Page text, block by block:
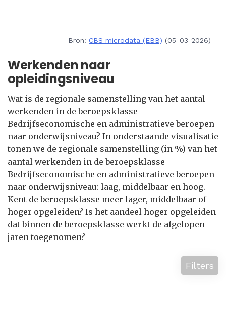
Bron: CBS microdata (EBB) (05-03-2026)
Werkenden naar
opleidingsniveau
Wat is de regionale samenstelling van het aantal
werkenden in de beroepsklasse
Bedrijfseconomische en administratieve beroepen
naar onderwijsniveau? In onderstaande visualisatie
tonen we de regionale samenstelling (in %) van het
aantal werkenden in de beroepsklasse
Bedrijfseconomische en administratieve beroepen
naar onderwijsniveau: laag, middelbaar en hoog.
Kent de beroepsklasse meer lager, middelbaar of
hoger opgeleiden? Is het aandeel hoger opgeleiden
dat binnen de beroepsklasse werkt de afgelopen
jaren toegenomen?
Filters